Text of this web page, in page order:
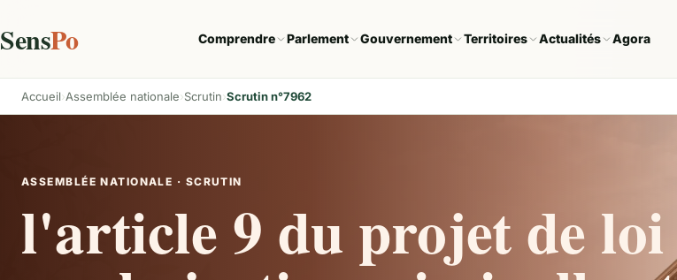
SensPo Comprendre Parlement Gouvernement Territoires Actualités Agora
Accueil Assemblée nationale Scrutin Scrutin n°7962
ASSEMBLÉE NATIONALE · SCRUTIN
l'article 9 du projet de loi